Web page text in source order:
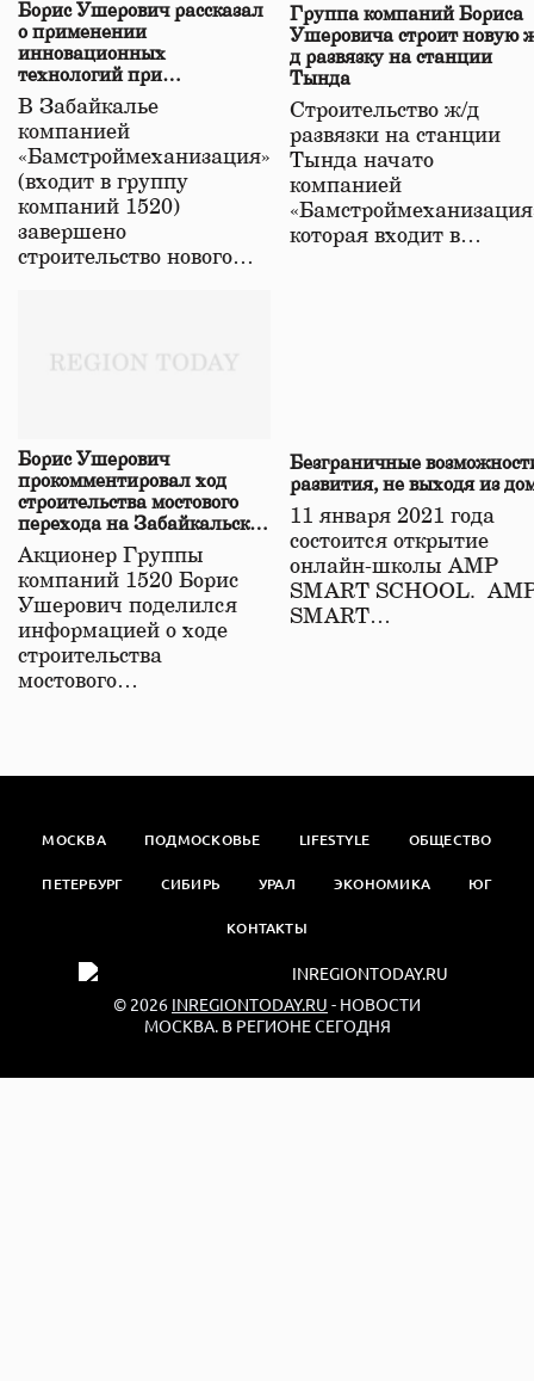
Борис Ушерович рассказал
о применении
инновационных
технологий при
строительстве нового моста
в Забайкалье
В Забайкалье
компанией
«Бамстроймеханизация»
(входит в группу
компаний 1520)
завершено
строительство нового…
Группа компаний Бориса
Ушеровича строит новую
д развязку на станции
Тында
Строительство ж/д
развязки на станции
Тында начато
компанией
которая входит в…
Борис Ушерович
прокомментировал ход
строительства мостового
перехода на Забайкальской
железной дороге
Акционер Группы
компаний 1520 Борис
Ушерович поделился
информацией о ходе
строительства
мостового…
Безграничные
развития, не выходя из
11 января 2021 года
состоится открытие
онлайн-школы АМР
SMART SCHOOL.
SMART…
МОСКВА ПОДМОСКОВЬЕ LIFESTYLE ОБЩЕСТВО
ПЕТЕРБУРГ СИБИРЬ УРАЛ ЭКОНОМИКА ЮГ
КОНТАКТЫ
© 2026 INREGIONTODAY.RU - НОВОСТИ
МОСКВА. В РЕГИОНЕ СЕГОДНЯ